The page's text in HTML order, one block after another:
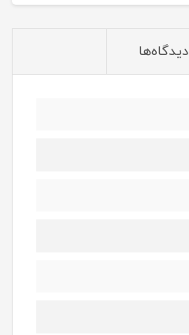
دیدگاه‌ها